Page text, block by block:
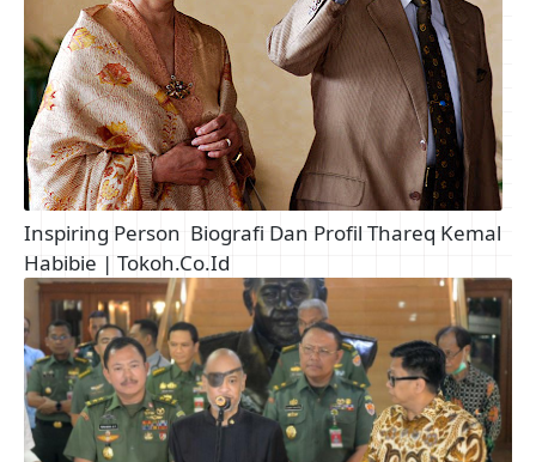
Inspiring Person Biografi Dan Profil Thareq Kemal
Habibie | Tokoh.Co.Id